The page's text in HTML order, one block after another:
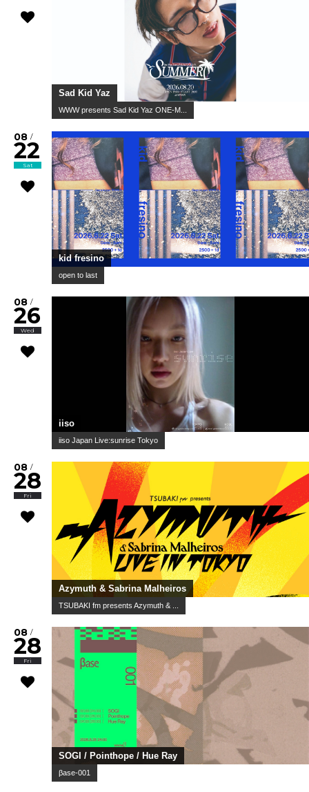
Sad Kid Yaz
WWW presents Sad Kid Yaz ONE-M...
08 /
22
Sat
kid fresino
open to last
08 /
26
Wed
iiso
iiso Japan Live:sunrise Tokyo
08 /
28
Fri
Azymuth & Sabrina Malheiros
TSUBAKI fm presents Azymuth & ...
08 /
28
Fri
SOGI / Pointhope / Hue Ray
βase-001